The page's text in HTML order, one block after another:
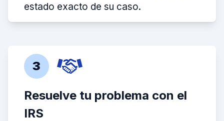
estado exacto de su caso.
3
Resuelve tu problema con el
IRS